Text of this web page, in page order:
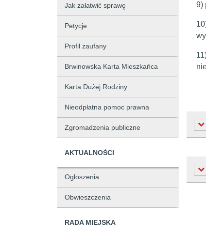
Jak załatwić sprawę
Petycje
Profil zaufany
Brwinowska Karta Mieszkańca
Karta Dużej Rodziny
Nieodpłatna pomoc prawna
Zgromadzenia publiczne
AKTUALNOŚCI
Ogłoszenia
Obwieszczenia
RADA MIEJSKA
9)